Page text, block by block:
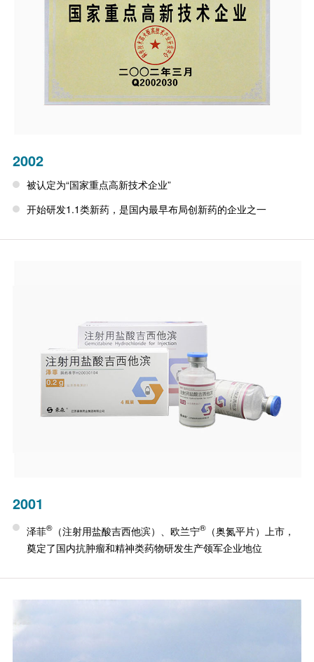
2002
被认定为“国家重点高新技术企业”
开始研发1.1类新药，是国内最早布局创新药的企业之一
2001
泽菲®（注射用盐酸吉西他滨）、欧兰宁®（奥氮平片）上市，
奠定了国内抗肿瘤和精神类药物研发生产领军企业地位